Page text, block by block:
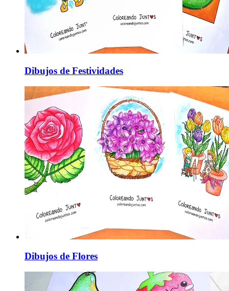
Dibujos de Festividades
Dibujos de Flores